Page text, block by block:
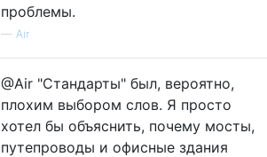
проблемы.
— Air
@Air "Стандарты" был, вероятно,
плохим выбором слов. Я просто
хотел бы объяснить, почему мосты,
путепроводы и офисные здания